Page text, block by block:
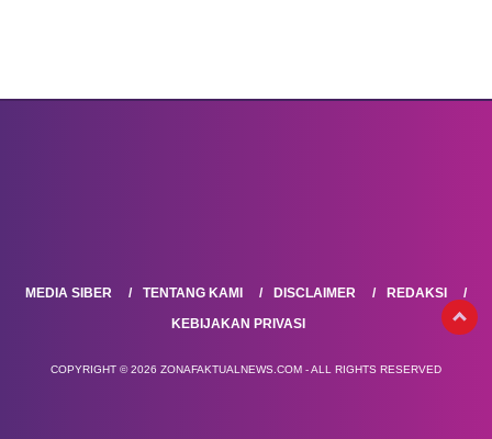
MEDIA SIBER TENTANG KAMI DISCLAIMER
REDAKSI
KEBIJAKAN PRIVASI
COPYRIGHT © 2026 ZONAFAKTUALNEWS.COM - ALL RIGHTS RESERVED